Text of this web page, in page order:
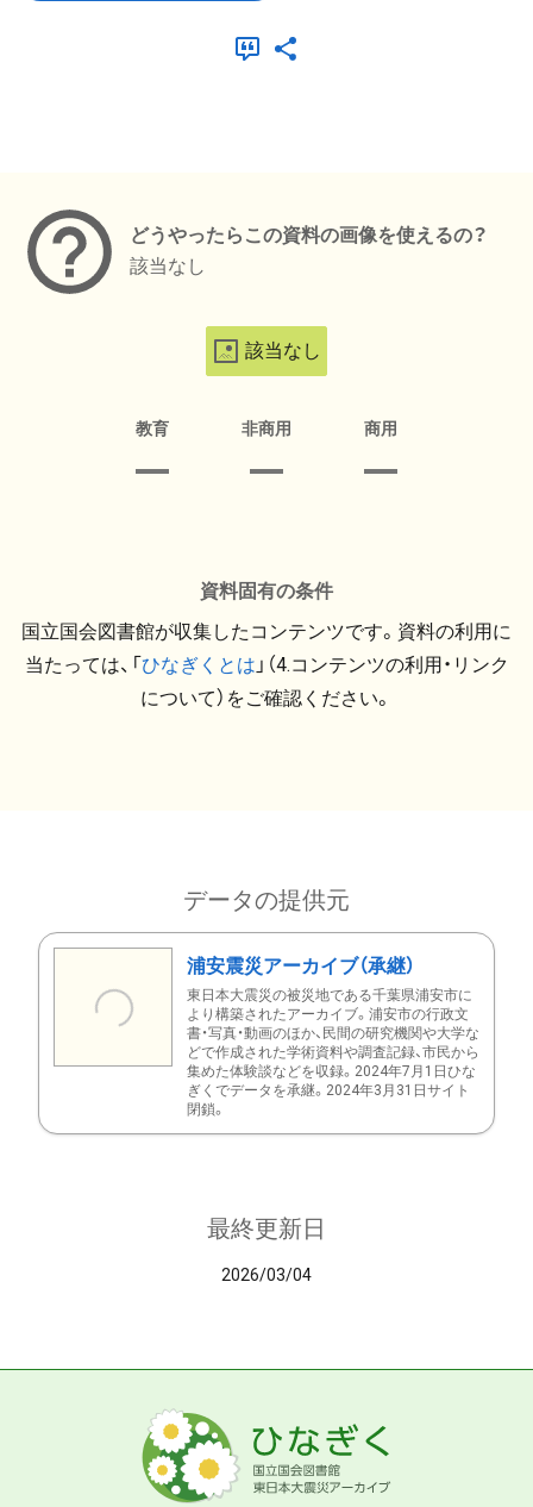
どうやったらこの資料の画像を使えるの？
該当なし
該当なし
教育 非商用 商用
資料固有の条件
国立国会図書館が収集したコンテンツです。資料の利用に
当たっては、「ひなぎくとは 」（4.コンテンツの利用・リンク
について）をご確認ください。
データの提供元
浦安震災アーカイブ（承継）
東日本大震災の被災地である千葉県浦安市に
より構築されたアーカイブ。浦安市の行政文
書・写真・動画のほか、民間の研究機関や大学な
どで作成された学術資料や調査記録、市民から
集めた体験談などを収録。2024年7月1日ひな
ぎくでデータを承継。2024年3月31日サイト
閉鎖。
最終更新日
2026/03/04